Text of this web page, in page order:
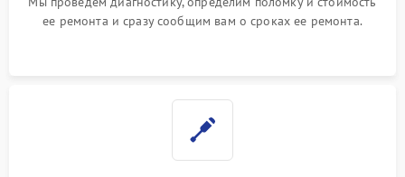
ее ремонта и сразу сообщим вам о сроках ее ремонта.